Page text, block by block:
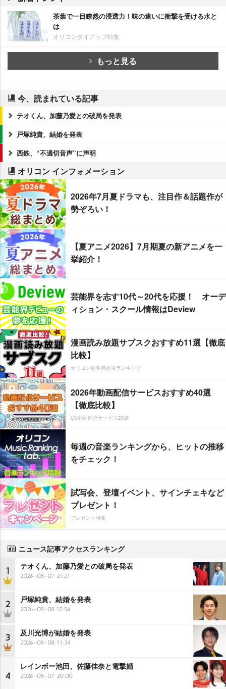
茶葉で一目瞭然の浸透力！味の違いに衝撃を受ける水と
は
オリコンタイアップ特集
もっと見る
今、読まれている記事
テオくん、加藤乃愛との破局を発表
戸塚純貴、結婚を発表
西鉄、“不適切音声”に声明
オリコン インフォメーション
2026年7月夏ドラマも、注目作＆話題作が
勢ぞろい！
【夏アニメ2026】7月期夏の新アニメを一
挙紹介！
芸能界を志す10代～20代を応援！ オーデ
ィション・スクール情報はDeview
漫画読み放題サブスクおすすめ11選【徹底
比較】
オリコン顧客満足度ランキング
2026年動画配信サービスおすすめ40選
【徹底比較】
CS動画配信サービス20選
毎週の音楽ランキングから、ヒットの推移
をチェック！
試写会、登壇イベント、サインチェキなど
プレゼント！
プレゼント特集
ニュース記事アクセスランキング
1 テオくん、加藤乃愛との破局を発表
2026-08-07 21:21
2 戸塚純貴、結婚を発表
2026-08-08 17:54
3 及川光博が結婚を発表
2026-08-08 11:34
4
レインボー池田、佐藤佳奈と電撃婚
2026-08-07 20:00